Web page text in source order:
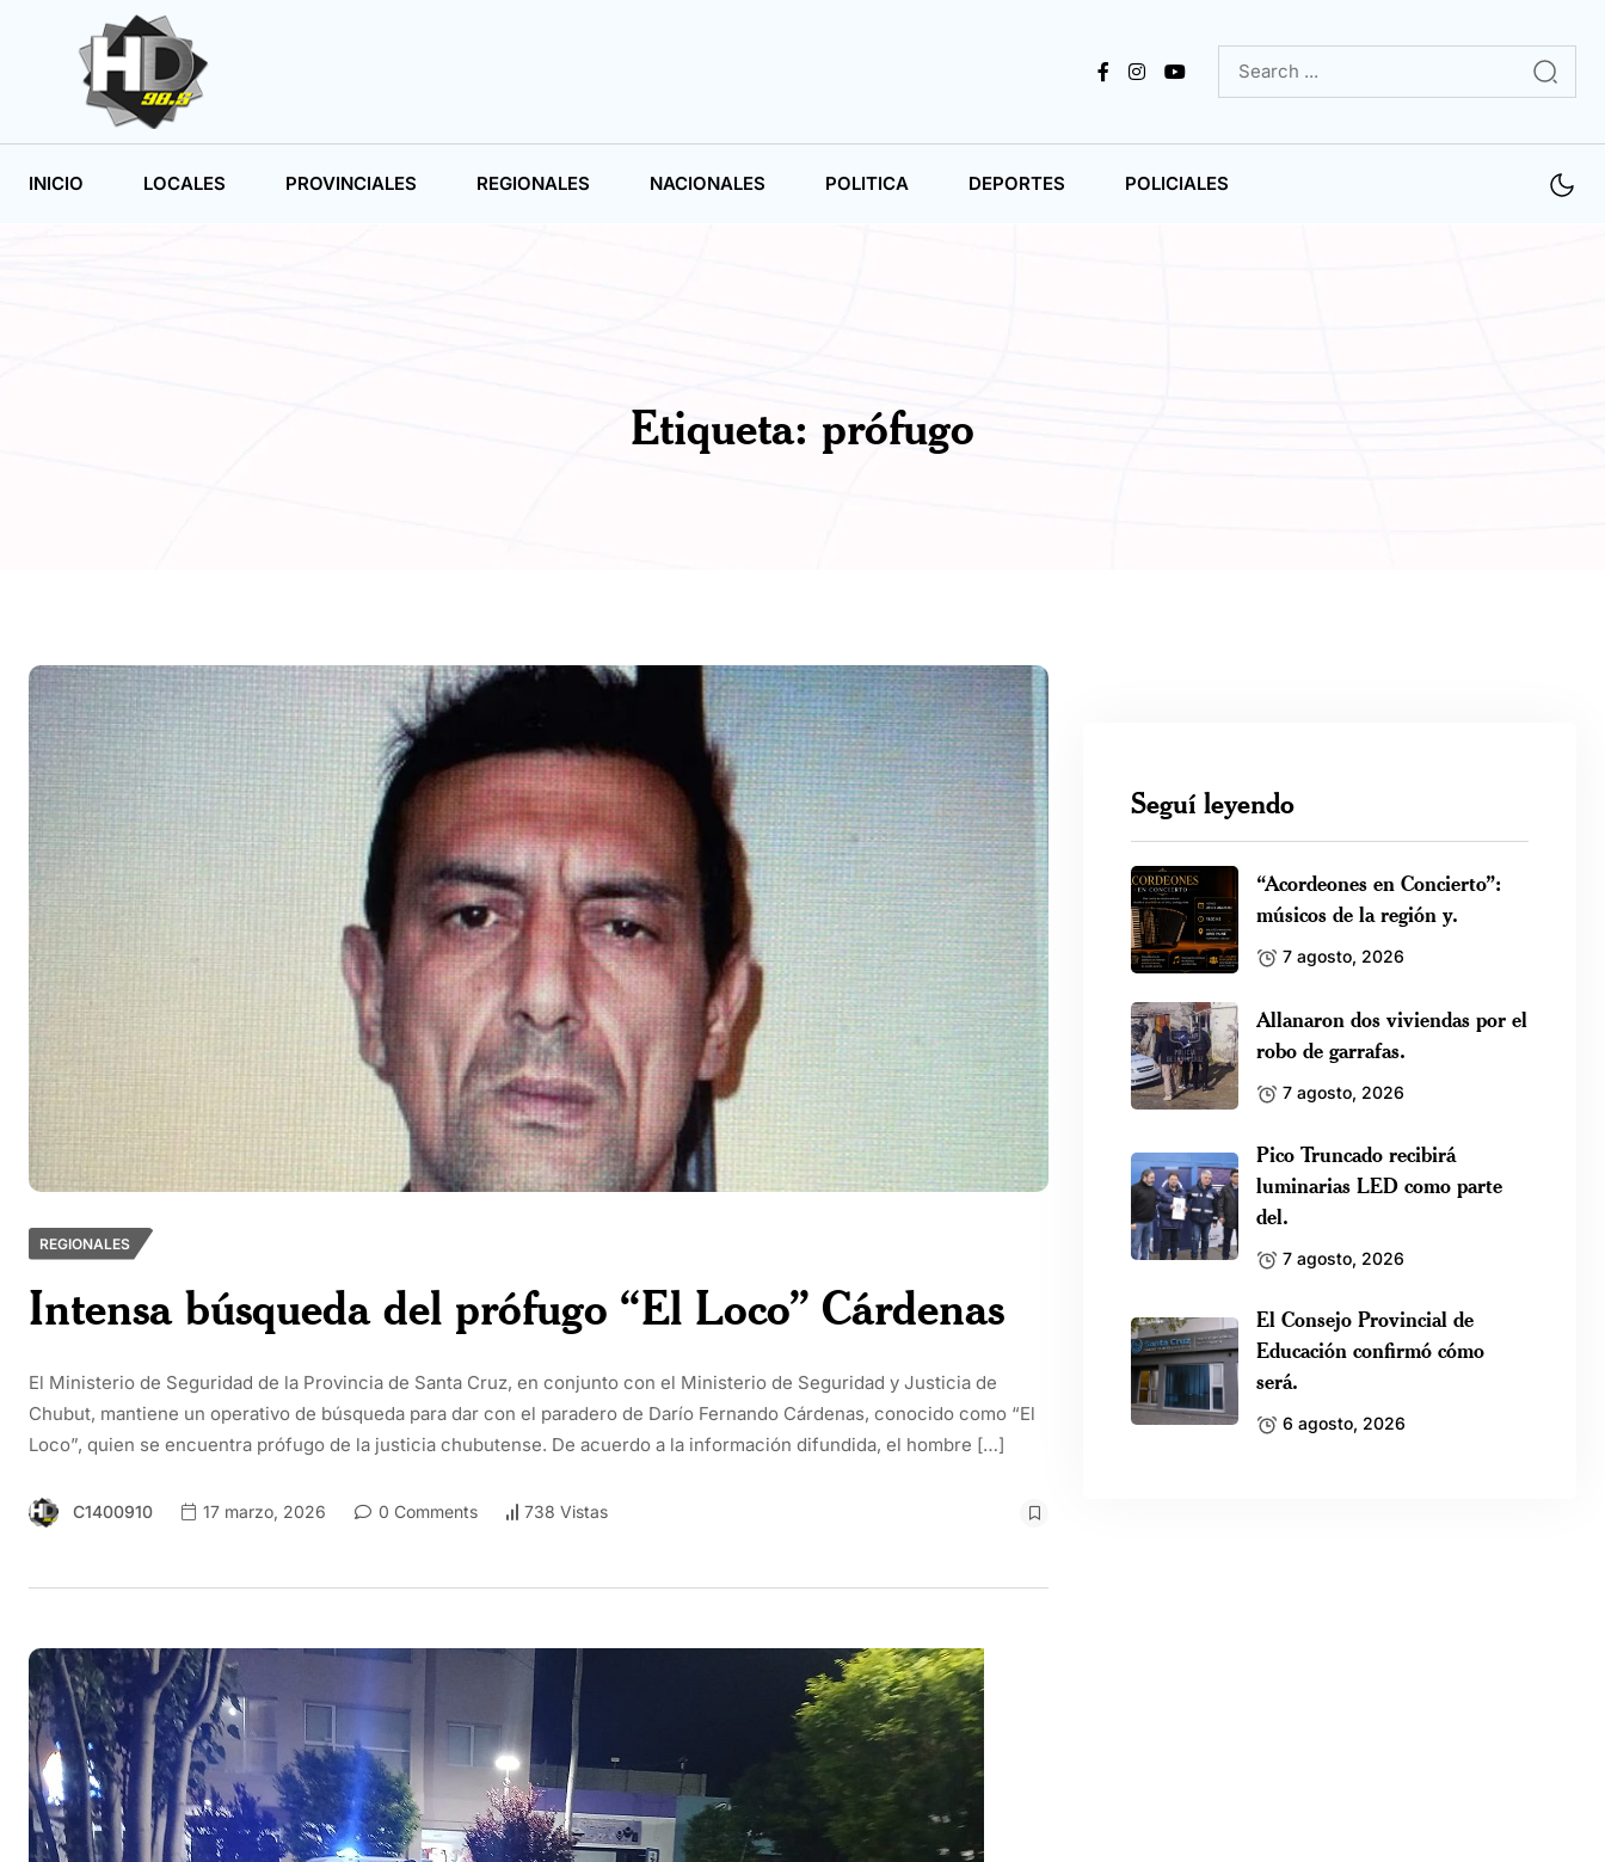
INICIO LOCALES PROVINCIALES REGIONALES NACIONALES POLITICA DEPORTES POLICIALES
Etiqueta: prófugo
REGIONALES
Intensa búsqueda del prófugo “El Loco” Cárdenas
El Ministerio de Seguridad de la Provincia de Santa Cruz, en conjunto con el Ministerio de Seguridad y Justicia de
Chubut, mantiene un operativo de búsqueda para dar con el paradero de Darío Fernando Cárdenas, conocido como “El
Loco”, quien se encuentra prófugo de la justicia chubutense. De acuerdo a la información difundida, el hombre […]
C1400910 17 marzo, 2026 0 Comments 738 Vistas
Seguí leyendo
“Acordeones en Concierto”:
músicos de la región y.
7 agosto, 2026
Allanaron dos viviendas por el
robo de garrafas.
7 agosto, 2026
Pico Truncado recibirá
luminarias LED como parte
del.
7 agosto, 2026
El Consejo Provincial de
Educación confirmó cómo
será.
6 agosto, 2026